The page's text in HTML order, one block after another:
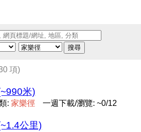
搜尋
項)
米)
:家樂徑 一週下載/瀏覽: ~0/12
公里)